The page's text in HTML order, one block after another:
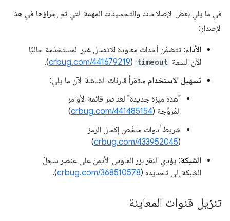
في ما يلي بعض الإصلاحات والتحسينات المهمة التي تم إجراؤها في هذا
الإصدار:
الأداء: تتضمّن أحداث معاودة الاتصال غير المستخدَمة حاليًا
الآن السمة timeout
(
crbug.com/441679219
).
تسهيل الاستخدام ستقرأ قارئات الشاشة الآن ما يلي:
"هذه ميزة جديدة" لعناصر قائمة الأوامر
المُروَّجة (crbug.com/441485154
)
شريط أدوات ملخّص إكمال الرمز
(
crbug.com/433952045
)
الشبكة: يؤدي النقر بزر الماوس الأيمن على عنصر سجلّ
الشبكة إلى تحديده (crbug.com/368510578
).
تنزيل قنوات المعاينة